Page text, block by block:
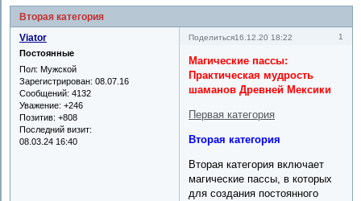
Вторая категория
Поделиться 1
16.12.20 18:22
Viator
Постоянные
Пол: Мужской
Зарегистрирован: 08.07.16
Сообщений: 4132
Уважение: +246
Позитив: +808
Последний визит:
08.03.24 16:40
Магические пассы:
Практическая мудрость
шаманов Древней Мексики
Первая категория
Вторая категория
Вторая категория включает
магические пассы, в которых
для создания постоянного